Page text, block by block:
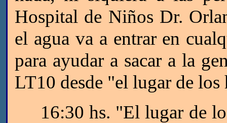
Hospital de Niños Dr.
el agua va a entrar en
para ayudar a sacar a la
LT10 desde "el lugar de los
16:30 hs. "El lugar de